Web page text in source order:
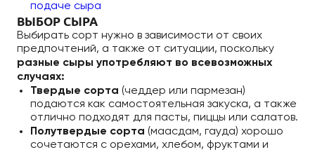
подаче сыра
ВЫБОР СЫРА
Выбирать сорт нужно в зависимости от своих
предпочтений, а также от ситуации, поскольку
разные сыры употребляют во всевозможных
случаях:
Твердые сорта (чеддер или пармезан)
подаются как самостоятельная закуска, а также
отлично подходят для пасты, пиццы или салатов.
Полутвердые сорта (маасдам, гауда) хорошо
сочетаются с орехами, хлебом, фруктами и